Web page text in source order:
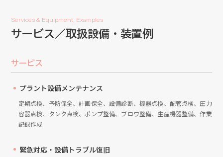
Services & Equipment, Examples
サービス／取扱設備・装置例
サービス
プラント設備メンテナンス
定期点検、予防保全、計画保全、設備診断、機器点検、配管点検、圧力
容器点検、タンク点検、ポンプ整備、ブロワ整備、生産機器整備、作業
記録作成
緊急対応・設備トラブル復旧